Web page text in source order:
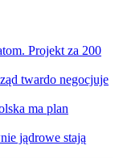
Projekt za 200
twardo negocjuje
ma plan
jądrowe stają